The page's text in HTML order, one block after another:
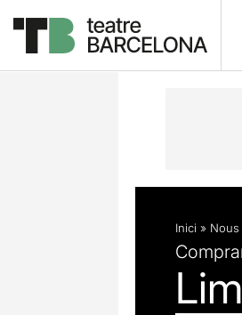
Descripció
Inici »